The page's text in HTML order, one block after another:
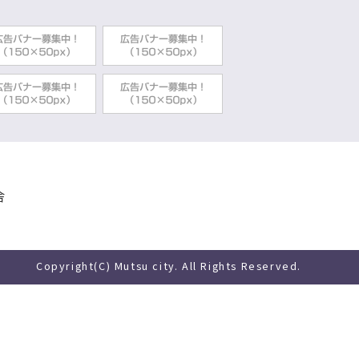
Copyright(C) Mutsu city. All Rights Reserved.